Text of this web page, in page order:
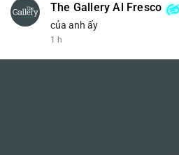
$btc $eth
The Gallery Al Fresco
của anh ấy
1 h